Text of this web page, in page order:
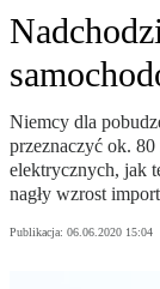
Niemcy dla
przeznaczyć ok.
elektrycznych, jak
nagły wzrost
Publikacja: 06.06.2020 15:04